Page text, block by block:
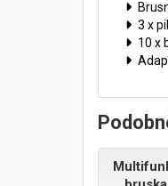
3 x
10 x